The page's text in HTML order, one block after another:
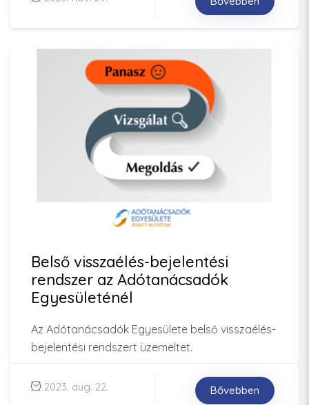
Belső visszaélés-bejelentési
rendszer az Adótanácsadók
Egyesületénél
Az Adótanácsadók Egyesülete belső visszaélés-
bejelentési rendszert üzemeltet.
2023. aug. 22. Bővebben